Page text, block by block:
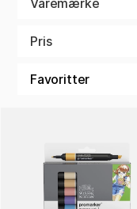
Varemærke
Pris